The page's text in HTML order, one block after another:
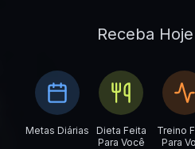
Receba
Metas Diárias
Dieta Feita
Para Você
Treino
Para